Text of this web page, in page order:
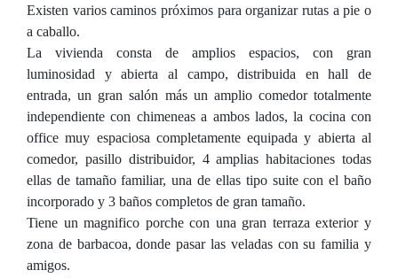
Existen varios caminos próximos para organizar rutas a pie o
a caballo.
La vivienda consta de amplios espacios, con gran
luminosidad y abierta al campo, distribuida en hall de
entrada, un gran salón más un amplio comedor totalmente
independiente con chimeneas a ambos lados, la cocina con
office muy espaciosa completamente equipada y abierta al
comedor, pasillo distribuidor, 4 amplias habitaciones todas
ellas de tamaño familiar, una de ellas tipo suite con el baño
incorporado y 3 baños completos de gran tamaño.
Tiene un magnifico porche con una gran terraza exterior y
zona de barbacoa, donde pasar las veladas con su familia y
amigos.